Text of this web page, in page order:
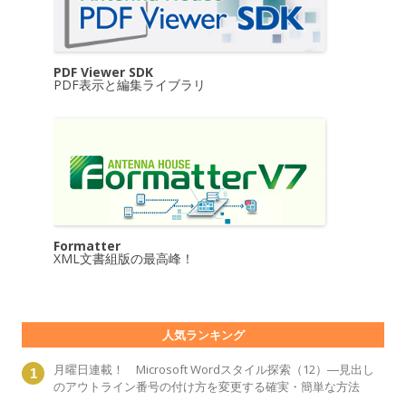
PDF Viewer SDK
PDF表示と編集ライブラリ
Formatter
XML文書組版の最高峰！
人気ランキング
月曜日連載！ Microsoft Wordスタイル探索（12）―見出し
のアウトライン番号の付け方を変更する確実・簡単な方法